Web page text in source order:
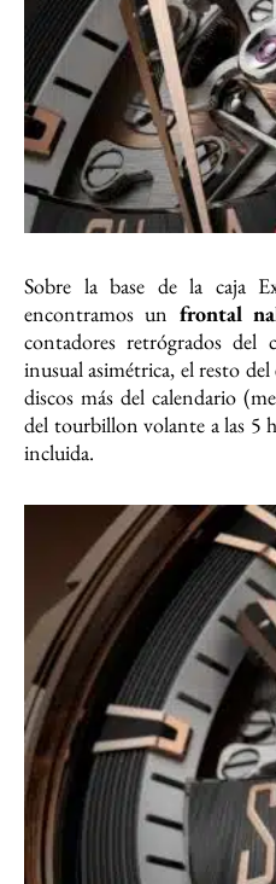
Sobre la base de la caja
encontramos un frontal
contadores retrógrados del
inusual asimétrica, el resto
discos más del calendario
del tourbillon volante a las 5
incluida.